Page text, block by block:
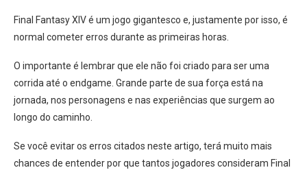
Final Fantasy XIV é um jogo gigantesco e, justamente por isso, é
normal cometer erros durante as primeiras horas.
O importante é lembrar que ele não foi criado para ser uma
corrida até o endgame. Grande parte de sua força está na
jornada, nos personagens e nas experiências que surgem ao
longo do caminho.
Se você evitar os erros citados neste artigo, terá muito mais
chances de entender por que tantos jogadores consideram Final